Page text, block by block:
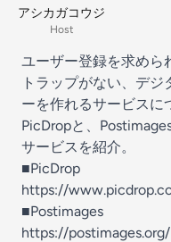
アシカガコウジ
Host
ユーザー登録を求めら
トラップがない、デ
ーを作れるサービスに
PicDropと、
サービスを紹介。
■PicDrop
https://
■Postimages
https://postimages.org/